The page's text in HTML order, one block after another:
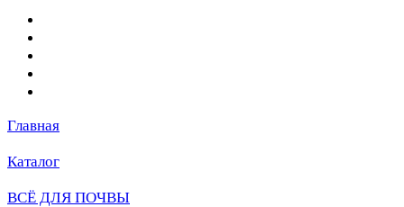
Главная
Каталог
ВСЁ ДЛЯ ПОЧВЫ